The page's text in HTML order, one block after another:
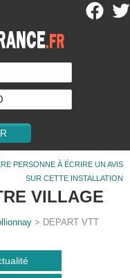
PERSONNE À ÉCRIRE UN AVIS
SUR CETTE INSTALLATION
VILLAGE
> DEPART VTT